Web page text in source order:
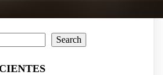
Search